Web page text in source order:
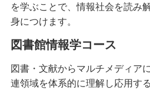
を学ぶことで、情報社会を読み
身につけます。
図書館情報学コース
図書・文献からマルチメディア
連領域を体系的に理解し応用す